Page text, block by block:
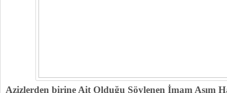
Azizlerden birine Ait Olduğu Söylenen İmam Asım